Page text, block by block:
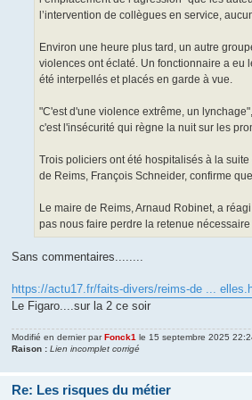
l’intervention de collègues en service,
Environ une heure plus tard, un autre
violences ont éclaté. Un fonctionnaire a eu
été interpellés et placés en garde à vue.
"C'est d'une violence extrême, un
c'est l'insécurité qui règne la nuit sur les
Trois policiers ont été hospitalisés à la
de Reims, François Schneider, confirme
Le maire de Reims, Arnaud Robinet, a
pas nous faire perdre la retenue
Sans commentaires........
https://actu17.fr/faits-divers/reims-de ...
Le Figaro....sur la 2 ce soir
Modifié en dernier parFonck1 le 15 septembre 2025
Raison : Lien incomplet corrigé
Re: Les risques du métier